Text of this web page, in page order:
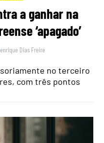
a ganhar na
‘apagado’
Dias Freire
no terceiro
com três pontos